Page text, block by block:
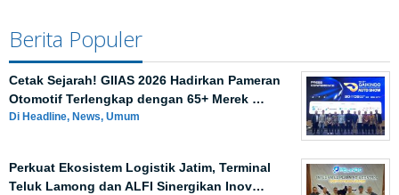
Berita Populer
Cetak Sejarah! GIIAS 2026 Hadirkan Pameran
Otomotif Terlengkap dengan 65+ Merek …
Di Headline, News, Umum
Perkuat Ekosistem Logistik Jatim, Terminal
Teluk Lamong dan ALFI Sinergikan Inov…